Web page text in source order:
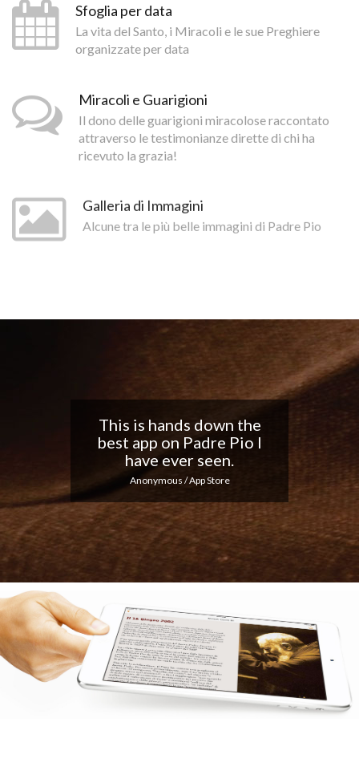
Sfoglia per data
La vita del Santo, i Miracoli e le sue Preghiere
organizzate per data
Miracoli e Guarigioni
Il dono delle guarigioni miracolose raccontato
attraverso le testimonianze dirette di chi ha
ricevuto la grazia!
Galleria di Immagini
Alcune tra le più belle immagini di Padre Pio
Nice app, I love the
notifications every day...
Keep up the good work!